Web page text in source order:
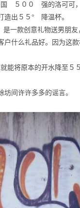
５００ 强的洛可可
造出５５° 降温杯。
一款创意礼物送男朋
什么礼品好。因为这款
能将原本的开水降至５
间许许多多的谣言。